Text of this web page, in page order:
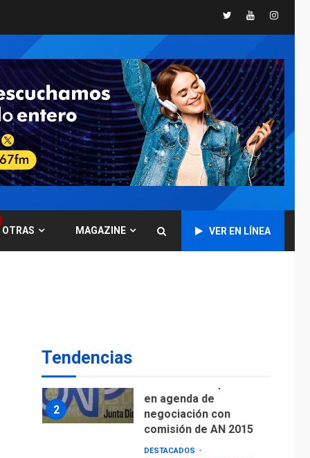
TwitterYoutube
OTRAS MAGAZINE VER EN LÍNEA
Tendencias
6
REGIONALES
ÚLTIMA HORA
Guardia Nacional
Bolivariana celebró
su 89° aniversario en
Nueva Esparta
REGIONALES ÚLTIMA HORA
Misión Milagro en
Antolín del Campo:
Arrancó la jornada de
Cataratas 2026
ÚLTIMA HORA
Concejo Municipal de
2
en agenda de
negociación con
comisión de AN 2015
DESTACADOS